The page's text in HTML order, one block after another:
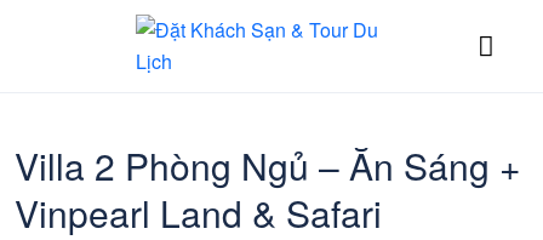
Villa 2 Phòng Ngủ – Ăn Sáng +
Vinpearl Land & Safari